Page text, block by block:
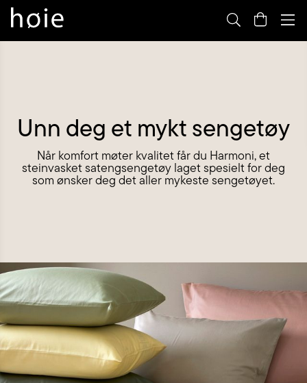
Unn deg et mykt sengetøy
Når komfort møter kvalitet får du Harmoni, et
steinvasket satengsengetøy laget spesielt for deg
som ønsker deg det aller mykeste sengetøyet.